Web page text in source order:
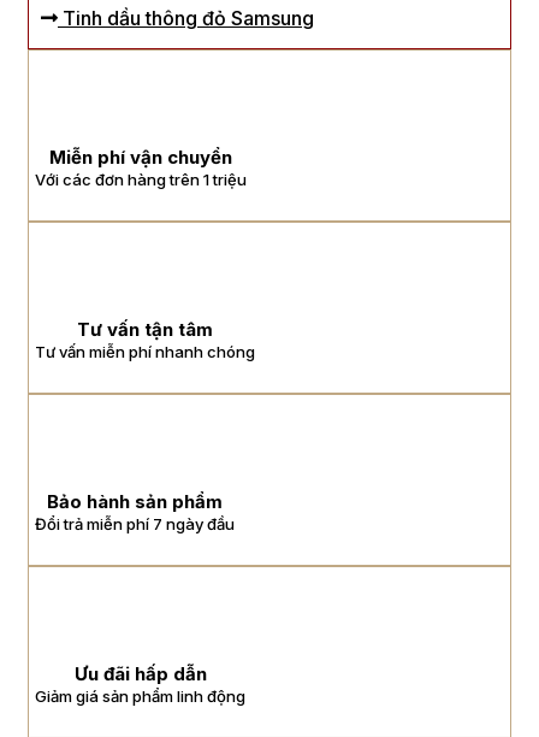
Tinh dầu thông đỏ Samsung
Miễn phí vận chuyển
Với các đơn hàng trên 1 triệu
Tư vấn tận tâm
Tư vấn miễn phí nhanh chóng
Bảo hành sản phẩm
Đổi trả miễn phí 7 ngày đầu
Ưu đãi hấp dẫn
Giảm giá sản phẩm linh động